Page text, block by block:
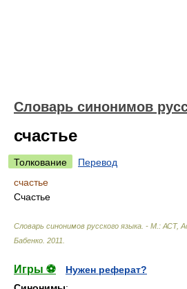
Словарь синонимов
счастье
Толкование
Перевод
счастье
Счастье
Словарь синонимов русского языка. - М.: АСТ,
Бабенко 2011
Игры ⚽
Нужен реферат?